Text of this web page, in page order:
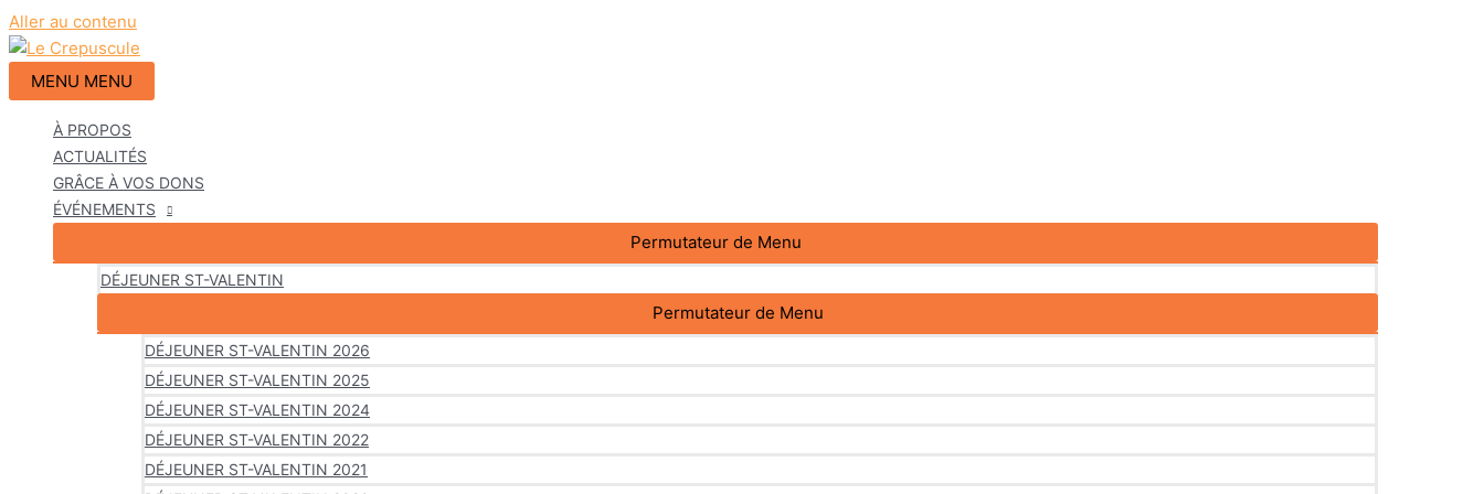
Aller au contenu
MENU MENU
À PROPOS
ACTUALITÉS
GRÂCE À VOS DONS
ÉVÉNEMENTS
Permutateur de Menu
DÉJEUNER ST-VALENTIN
Permutateur de Menu
DÉJEUNER ST-VALENTIN 2026
DÉJEUNER ST-VALENTIN 2025
DÉJEUNER ST-VALENTIN 2024
DÉJEUNER ST-VALENTIN 2022
DÉJEUNER ST-VALENTIN 2021